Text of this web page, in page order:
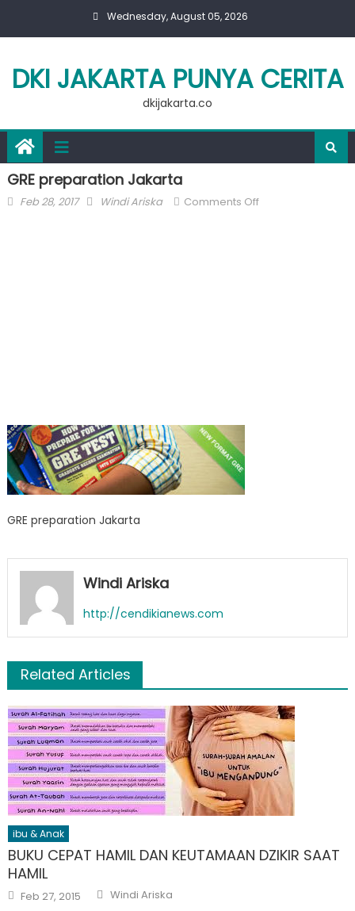
Wednesday, August 05, 2026
DKI JAKARTA PUNYA CERITA
dkijakarta.co
GRE preparation Jakarta
Posted
Feb 28, 2017 Author
Windi Ariska Comments Offon
GRE preparation Jakarta
Windi Ariska
http://cendikianews.com
Related Articles
ibu & Anak
BUKU CEPAT HAMIL DAN KEUTAMAAN DZIKIR SAAT
HAMIL
Posted
on
Feb 27, 2015 Author
Windi Ariska